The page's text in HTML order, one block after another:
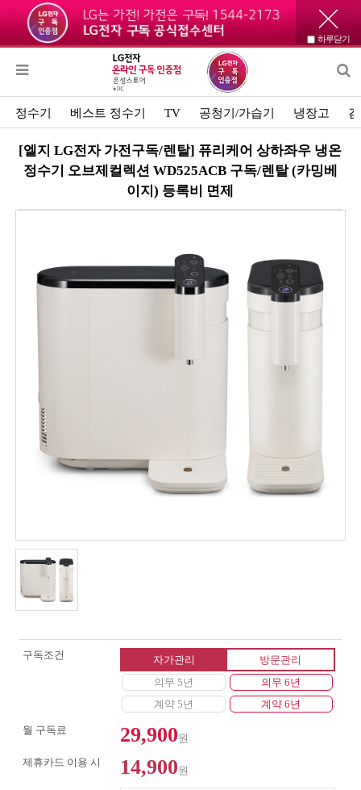
하루닫기
정수기 베스트 정수기 TV 공청기/가습기 냉장고
[엘지 LG전자 가전구독/렌탈] 퓨리케어 상하좌우 냉온
정수기 오브제컬렉션 WD525ACB 구독/렌탈 (카밍베
이지) 등록비 면제
구독조건 자가관리
방문관리
의무 5년
계약 5년
의무 6년
계약 6년
월 구독료 29,900원
제휴카드 이용 시
14,900원